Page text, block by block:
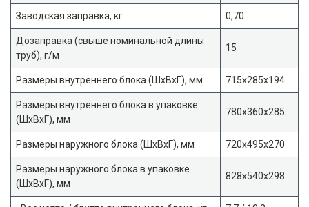
Заводская заправка, кг 0,70
Дозаправка (свыше номинальной длины
труб), г/м
15
Размеры внутреннего блока (ШхВхГ), мм 715x285x194
Размеры внутреннего блока в упаковке
(ШхВхГ), мм
780x360x285
Размеры наружного блока (ШхВхГ), мм 720x495x270
Размеры наружного блока в упаковке
(ШхВхГ), мм
828x540x298